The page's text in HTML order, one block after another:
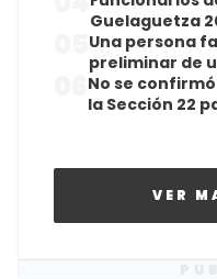
Guelaguetza
Una persona
preliminar de
No se
la Sección 22
VER